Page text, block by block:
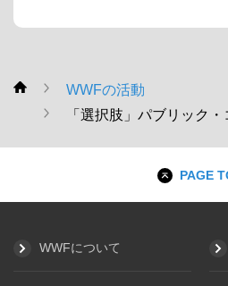
WWF
WWFの活動
「選択肢」パブリック
PAGE
WWFについて